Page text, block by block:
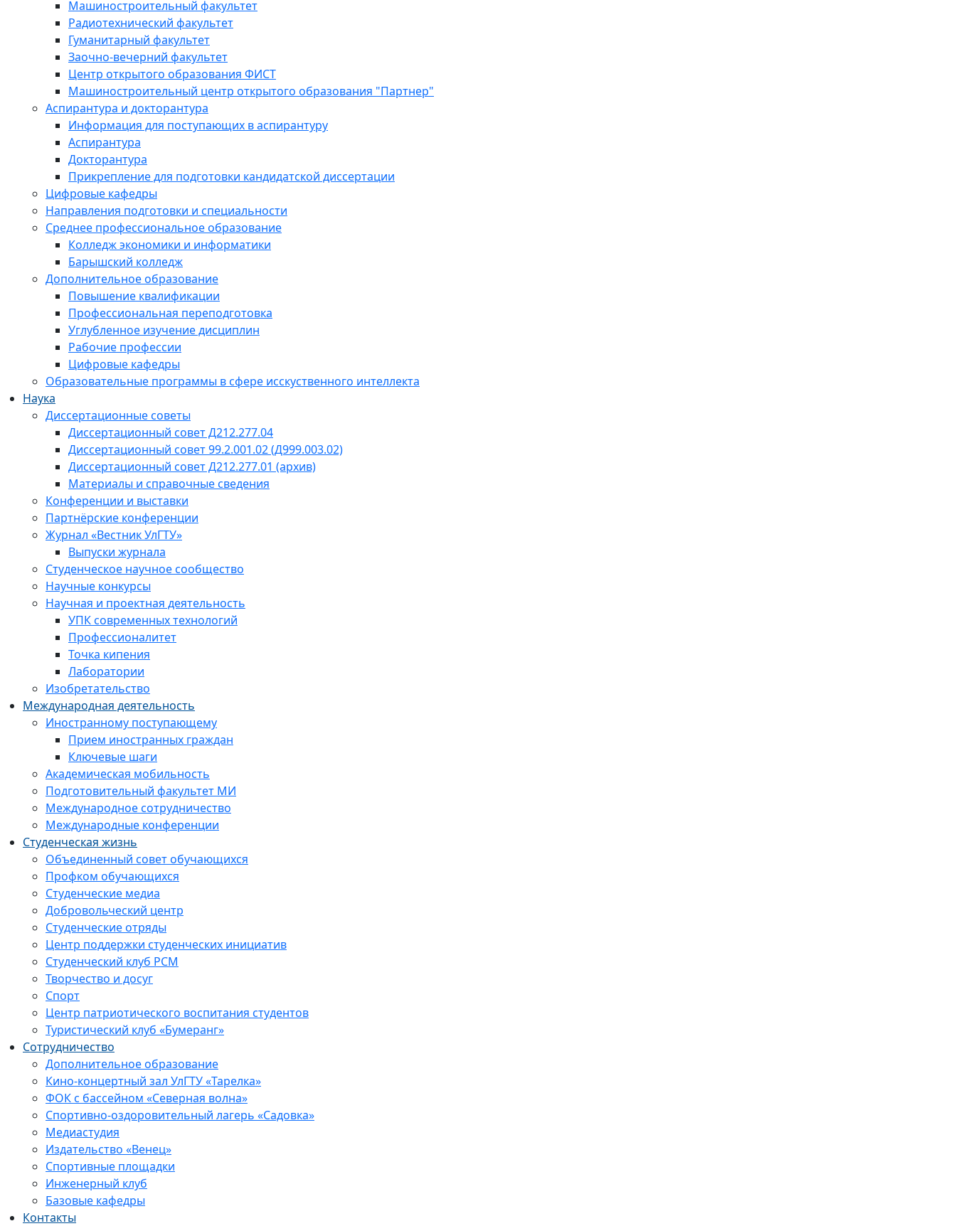
Машиностроительный факультет
Радиотехнический факультет
Гуманитарный факультет
Заочно-вечерний факультет
Центр открытого образования ФИСТ
Машиностроительный центр открытого образования "Партнер"
Аспирантура и докторантура
Информация для поступающих в аспирантуру
Аспирантура
Докторантура
Прикрепление для подготовки кандидатской диссертации
Цифровые кафедры
Направления подготовки и специальности
Среднее профессиональное образование
Колледж экономики и информатики
Барышский колледж
Дополнительное образование
Повышение квалификации
Профессиональная переподготовка
Углубленное изучение дисциплин
Рабочие профессии
Цифровые кафедры
Образовательные программы в сфере исскуственного интеллекта
Наука
Диссертационные советы
Диссертационный совет Д212.277.04
Диссертационный совет 99.2.001.02 (Д999.003.02)
Диссертационный совет Д212.277.01 (архив)
Материалы и справочные сведения
Конференции и выставки
Партнёрские конференции
Журнал «Вестник УлГТУ»
Выпуски журнала
Студенческое научное сообщество
Научные конкурсы
Научная и проектная деятельность
УПК современных технологий
Профессионалитет
Точка кипения
Лаборатории
Изобретательство
Международная деятельность
Иностранному поступающему
Прием иностранных граждан
Ключевые шаги
Академическая мобильность
Подготовительный факультет МИ
Международное сотрудничество
Международные конференции
Студенческая жизнь
Объединенный совет обучающихся
Профком обучающихся
Студенческие медиа
Добровольческий центр
Студенческие отряды
Центр поддержки студенческих инициатив
Студенческий клуб РСМ
Творчество и досуг
Спорт
Центр патриотического воспитания студентов
Туристический клуб «Бумеранг»
Сотрудничество
Дополнительное образование
Кино-концертный зал УлГТУ «Тарелка»
ФОК с бассейном «Северная волна»
Спортивно-оздоровительный лагерь «Садовка»
Медиастудия
Издательство «Венец»
Спортивные площадки
Инженерный клуб
Базовые кафедры
Контакты